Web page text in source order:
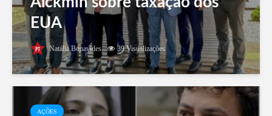
EUA
Natália Bonavides 39 Visualizações
AÇÕES